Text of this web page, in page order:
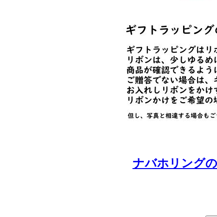
ナバホリング